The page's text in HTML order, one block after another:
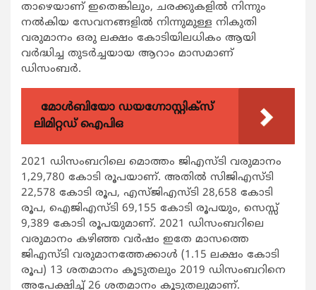
താഴെയാണ് ഇതെങ്കിലും, ചരക്കുകളിൽ നിന്നും
നൽകിയ സേവനങ്ങളിൽ നിന്നുമുള്ള നികുതി
വരുമാനം ഒരു ലക്ഷം കോടിയിലധികം ആയി
വർദ്ധിച്ച തുടർച്ചയായ ആറാം മാസമാണ്
ഡിസംബർ.
മോൾബിയോ ഡയഗ്നോസ്റ്റിക്സ്
ലിമിറ്റഡ് ഐപിഒ
2021 ഡിസംബറിലെ മൊത്തം ജിഎസ്ടി വരുമാനം
1,29,780 കോടി രൂപയാണ്. അതിൽ സിജിഎസ്ടി
22,578 കോടി രൂപ, എസ്ജിഎസ്ടി 28,658 കോടി
രൂപ, ഐജിഎസ്ടി 69,155 കോടി രൂപയും, സെസ്സ്
9,389 കോടി രൂപയുമാണ്. 2021 ഡിസംബറിലെ
വരുമാനം കഴിഞ്ഞ വർഷം ഇതേ മാസത്തെ
ജിഎസ്ടി വരുമാനത്തേക്കാൾ (1.15 ലക്ഷം കോടി
രൂപ) 13 ശതമാനം കൂടുതലും 2019 ഡിസംബറിനെ
അപേക്ഷിച്ച് 26 ശതമാനം കൂടുതലുമാണ്.